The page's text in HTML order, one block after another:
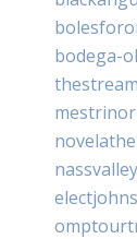
bodega-